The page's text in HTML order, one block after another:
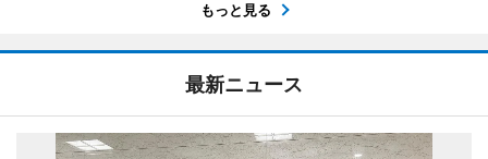
もっと見る
最新ニュース